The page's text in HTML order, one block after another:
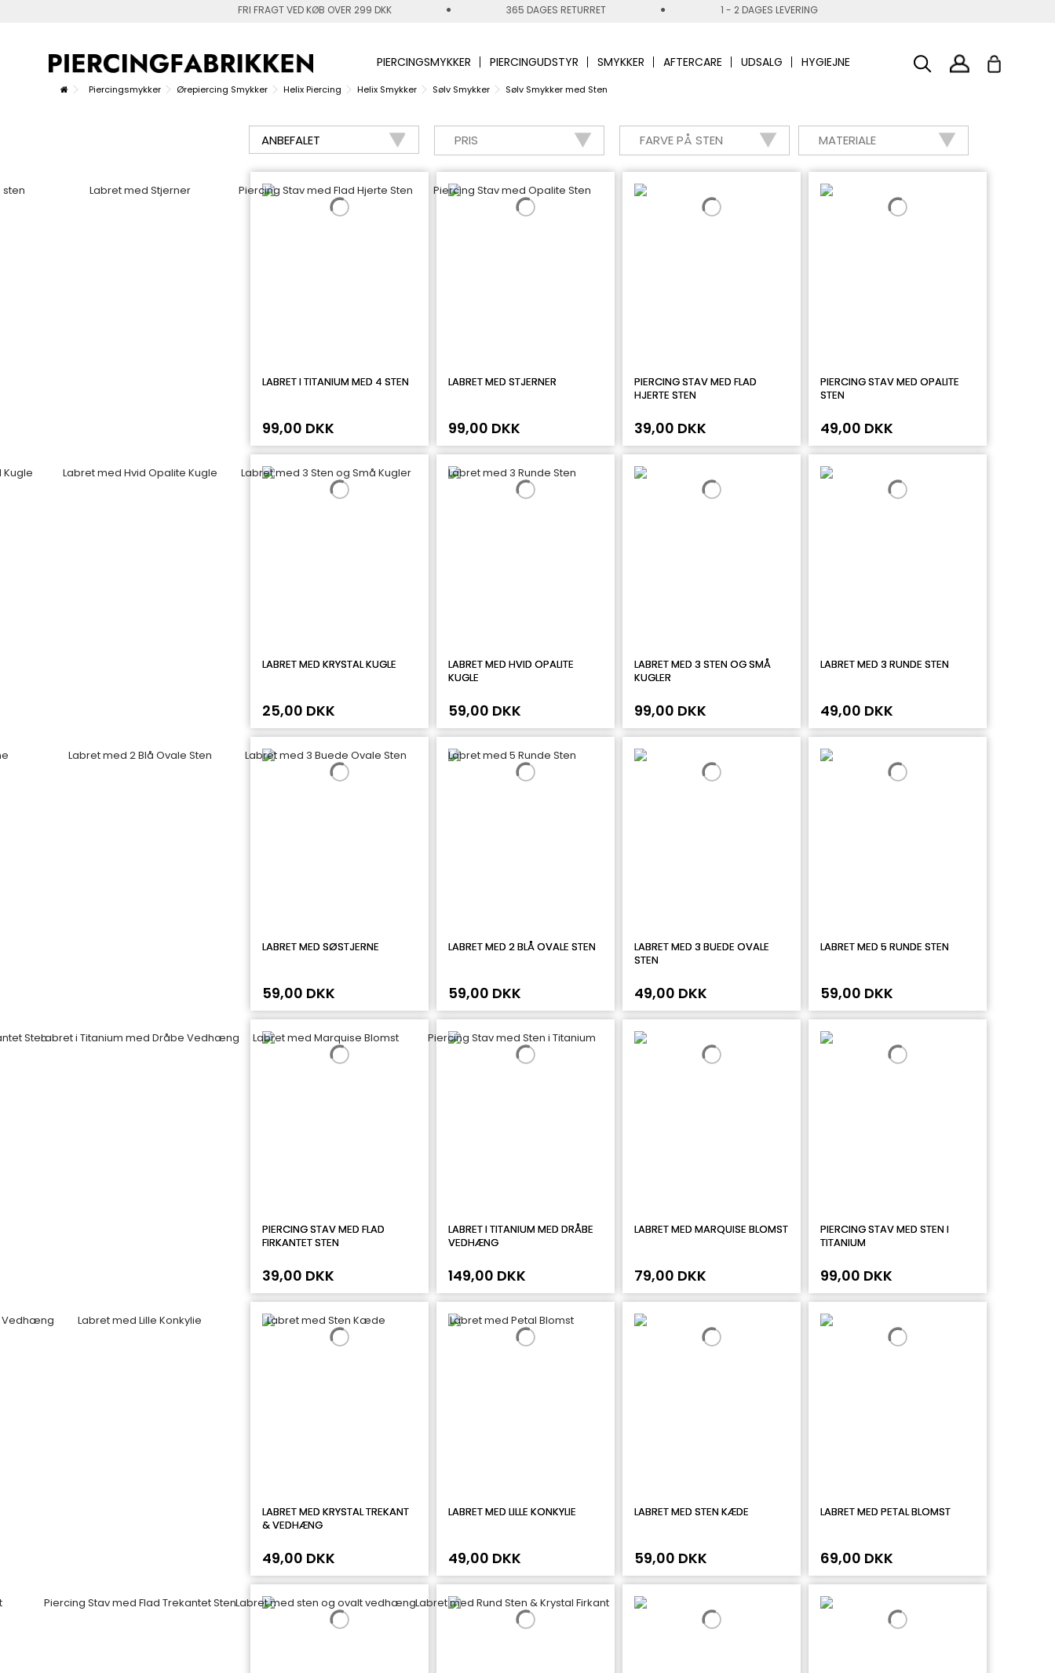
FRI FRAGT VED KØB OVER 299 DKK 365 DAGES RETURRET 1 - 2 DAGES LEVERING
PIERCINGSMYKKER PIERCINGUDSTYR SMYKKER AFTERCARE UDSALG HYGIEJNE
Piercingsmykker Ørepiercing Smykker Helix Piercing Helix Smykker Sølv Smykker Sølv Smykker med Sten
PRIS FARVE PÅ STEN MATERIALE
LABRET I TITANIUM MED 4 STEN
99,00 DKK
LABRET MED STJERNER
99,00 DKK
PIERCING STAV MED FLAD
HJERTE STEN
39,00 DKK
PIERCING STAV MED OPALITE
STEN
49,00 DKK
LABRET MED KRYSTAL KUGLE
25,00 DKK
LABRET MED HVID OPALITE
KUGLE
59,00 DKK
LABRET MED 3 STEN OG SMÅ
KUGLER
99,00 DKK
LABRET MED 3 RUNDE STEN
49,00 DKK
LABRET MED SØSTJERNE
59,00 DKK
LABRET MED 2 BLÅ OVALE STEN
59,00 DKK
LABRET MED 3 BUEDE OVALE
STEN
49,00 DKK
LABRET MED 5 RUNDE STEN
59,00 DKK
PIERCING STAV MED FLAD
FIRKANTET STEN
39,00 DKK
LABRET I TITANIUM MED DRÅBE
VEDHÆNG
149,00 DKK
LABRET MED MARQUISE BLOMST
79,00 DKK
PIERCING STAV MED STEN I
TITANIUM
99,00 DKK
LABRET MED KRYSTAL TREKANT
& VEDHÆNG
49,00 DKK
LABRET MED LILLE KONKYLIE
49,00 DKK
LABRET MED STEN KÆDE
59,00 DKK
LABRET MED PETAL BLOMST
69,00 DKK